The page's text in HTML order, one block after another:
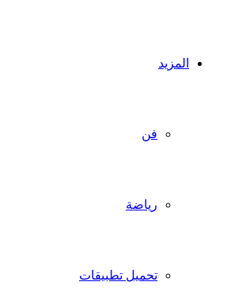
المزيد
فن
رياضة
تحميل تطبيقات